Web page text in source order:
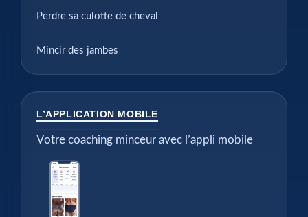
Perdre sa culotte de cheval
Mincir des jambes
L’APPLICATION MOBILE
Votre coaching minceur avec l’appli mobile